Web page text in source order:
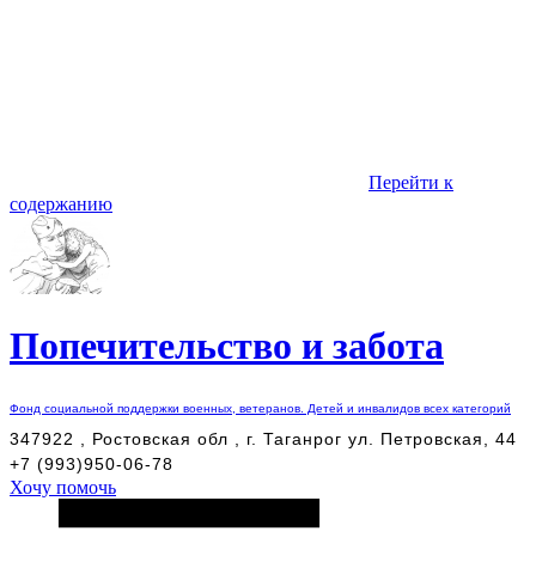
Перейти к
содержанию
Попечительство и забота
Фонд социальной поддержки военных, ветеранов. Детей и инвалидов всех категорий
347922 , Ростовская обл , г. Таганрог ул. Петровская, 44
+7 (993)950-06-78
Хочу помочь